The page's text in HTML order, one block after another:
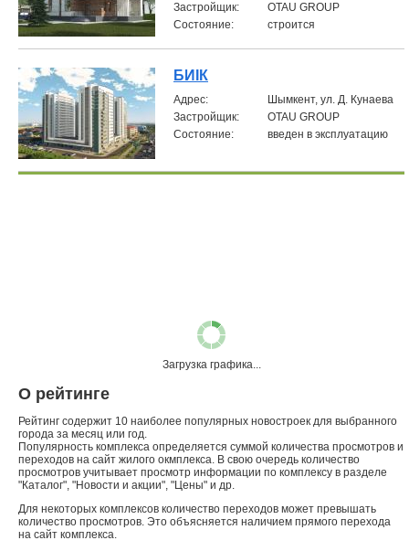
Застройщик:
OTAU GROUP
Состояние:
строится
БИIК
Aдрес:
Шымкент, ул. Д. Кунаева
Застройщик:
OTAU GROUP
Состояние:
введен в эксплуатацию
Загрузка графика...
О рейтинге
Рейтинг содержит 10 наиболее популярных новостроек для выбранного
города за месяц или год.
Популярность комплекса определяется суммой количества просмотров и
переходов на сайт жилого окмплекса. В свою очередь количество
просмотров учитывает просмотр информации по комплексу в разделе
"Каталог", "Новости и акции", "Цены" и др.
Для некоторых комплексов количество переходов может превышать
количество просмотров. Это объясняется наличием прямого перехода
на сайт комплекса.